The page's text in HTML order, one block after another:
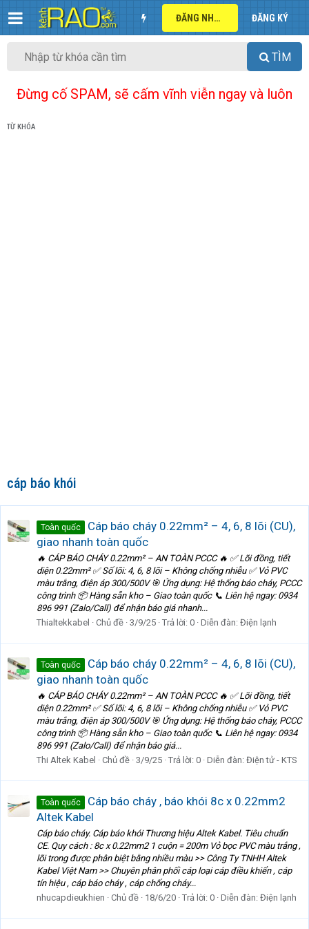
ĐĂNG NHẬP ĐĂNG KÝ
TÌM
Đừng cố SPAM, sẽ cấm vĩnh viễn ngay và luôn
TỪ KHÓA
cáp báo khói
Toàn quốc
Cáp báo cháy 0.22mm² – 4, 6, 8 lõi (CU),
giao nhanh toàn quốc
🔥 CÁP BÁO CHÁY 0.22mm² – AN TOÀN PCCC 🔥 ✅ Lõi đồng, tiết
diện 0.22mm² ✅ Số lõi: 4, 6, 8 lõi – Không chống nhiễu ✅ Vỏ PVC
màu trắng, điện áp 300/500V 🎯 Ứng dụng: Hệ thống báo cháy, PCCC
công trình 📦 Hàng sẵn kho – Giao toàn quốc 📞 Liên hệ ngay: 0934
896 991 (Zalo/Call) để nhận báo giá nhanh...
Thialtekkabel
Chủ đề 3/9/25 Trả lời: 0 Diễn đàn: Điện lạnh
Toàn quốc
Cáp báo cháy 0.22mm² – 4, 6, 8 lõi (CU),
giao nhanh toàn quốc
🔥 CÁP BÁO CHÁY 0.22mm² – AN TOÀN PCCC 🔥 ✅ Lõi đồng, tiết
diện 0.22mm² ✅ Số lõi: 4, 6, 8 lõi – Không chống nhiễu ✅ Vỏ PVC
màu trắng, điện áp 300/500V 🎯 Ứng dụng: Hệ thống báo cháy, PCCC
công trình 📦 Hàng sẵn kho – Giao toàn quốc 📞 Liên hệ ngay: 0934
896 991 (Zalo/Call) để nhận báo giá...
Thi Altek Kabel
Chủ đề 3/9/25 Trả lời: 0 Diễn đàn: Điện tử - KTS
Toàn quốc
Cáp báo cháy , báo khói 8c x 0.22mm2
Altek Kabel
Cáp báo cháy. Cáp báo khói Thương hiệu Altek Kabel. Tiêu chuẩn
CE. Quy cách : 8c x 0.22mm2 1 cuộn = 200m Vỏ bọc PVC màu trắng ,
lõi trong được phân biệt bằng nhiều màu >> Công Ty TNHH Altek
Kabel Việt Nam >> Chuyên phân phối cáp loại cáp điều khiển , cáp
tín hiệu , cáp báo cháy , cáp chống cháy...
nhucapdieukhien
Chủ đề 18/6/20 Trả lời: 0 Diễn đàn: Điện lạnh